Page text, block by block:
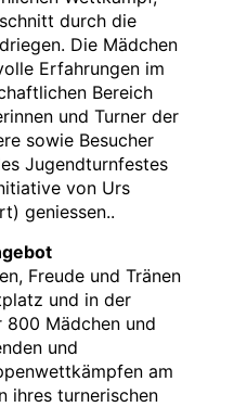
durch die
Die Mädchen
Erfahrungen im
Bereich
und Turner der
sowie Besucher
Jugendturnfestes
von Urs
geniessen..
Freude und Tränen
und in der
800 Mädchen und
und
am
ihres turnerischen